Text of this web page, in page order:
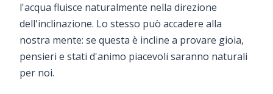
l'acqua fluisce naturalmente nella direzione
dell'inclinazione. Lo stesso può accadere alla
nostra mente: se questa è incline a provare gioia,
pensieri e stati d'animo piacevoli saranno naturali
per noi.